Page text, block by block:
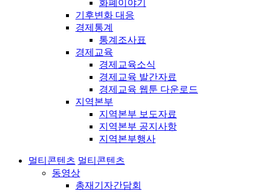
화폐이야기
기후변화 대응
경제통계
통계조사표
경제교육
경제교육소식
경제교육 발간자료
경제교육 웹툰 다운로드
지역본부
지역본부 보도자료
지역본부 공지사항
지역본부행사
멀티콘텐츠 멀티콘텐츠
동영상
총재기자간담회